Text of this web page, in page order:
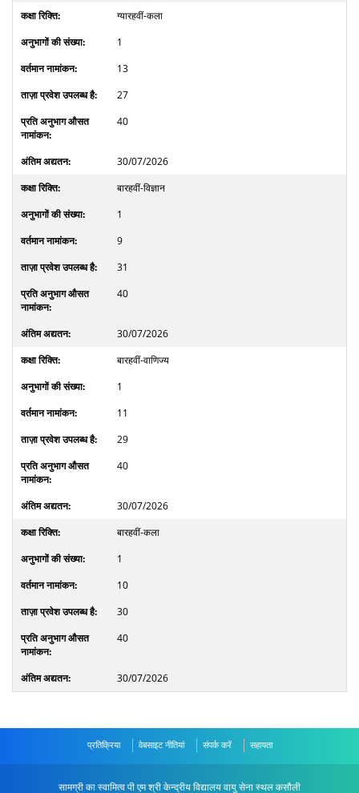
ग्यारहवीं-कला
1
13
27
40
30/07/2026
बारहवीं-विज्ञान
1
9
31
40
30/07/2026
बारहवीं-वाणिज्य
1
11
29
40
30/07/2026
बारहवीं-कला
1
10
30
40
30/07/2026
प्रतिक्रिया वेबसाइट नीतियां संपर्क करें सहायता
सामग्री का स्वामित्व पी एम श्री केन्द्रीय विद्यालय वायु सेना स्थल कसौली